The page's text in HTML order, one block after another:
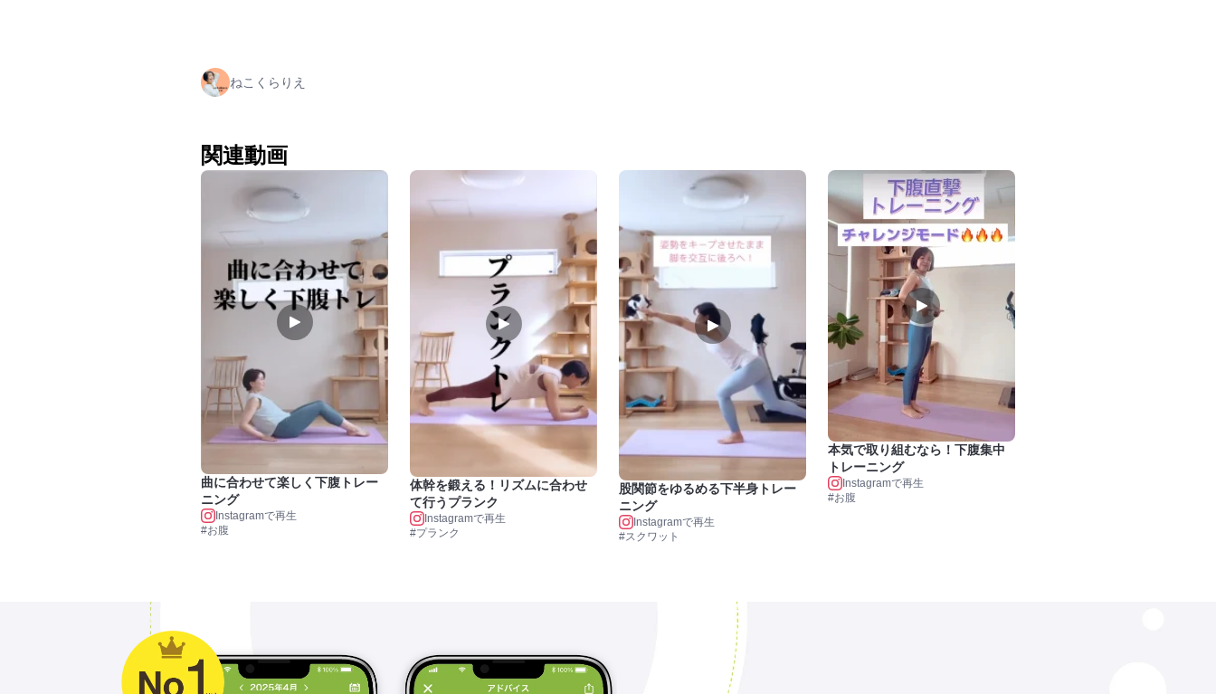
ねこくらりえ
関連動画
曲に合わせて楽しく下腹トレー
ニング
Instagramで再生
#お腹
体幹を鍛える！リズムに合わせ
て行うプランク
Instagramで再生
#プランク
股関節をゆるめる下半身トレー
ニング
Instagramで再生
#スクワット
本気で取り組むなら！下腹集中
トレーニング
Instagramで再生
#お腹